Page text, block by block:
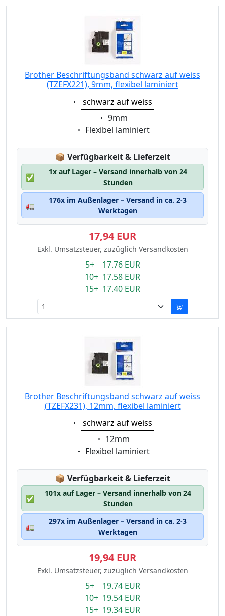
Brother Beschriftungsband schwarz auf weiss
(TZEFX221), 9mm, flexibel laminiert
Eigenschaft:
schwarz auf weiss
Eigenschaft:
9mm
Eigenschaft:
Flexibel laminiert
📦 Lagerstatus:
Verfügbarkeit & Lieferzeit
✅
1x auf Lager – Versand innerhalb von 24
Stunden
🚛
176x im Außenlager – Versand in ca. 2-3
Werktagen
17,94 EUR
Exkl. Umsatzsteuer, zuzüglich Versandkosten
5+ 17.76 EUR
10+ 17.58 EUR
15+ 17.40 EUR
Brother Beschriftungsband schwarz auf weiss
(TZEFX231), 12mm, flexibel laminiert
Eigenschaft:
schwarz auf weiss
Eigenschaft:
12mm
Eigenschaft:
Flexibel laminiert
📦 Lagerstatus:
Verfügbarkeit & Lieferzeit
✅
101x auf Lager – Versand innerhalb von 24
Stunden
🚛
297x im Außenlager – Versand in ca. 2-3
Werktagen
19,94 EUR
Exkl. Umsatzsteuer, zuzüglich Versandkosten
5+ 19.74 EUR
10+ 19.54 EUR
15+ 19.34 EUR